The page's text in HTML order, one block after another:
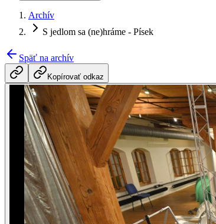
Archív
S jedlom sa (ne)hráme - Písek
Späť na archív
Kopírovať odkaz